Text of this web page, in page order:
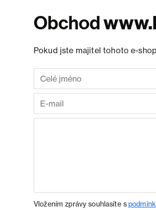
Obchod
Pokud jste majitel tohoto e-
Vložením zprávy souhlasíte s